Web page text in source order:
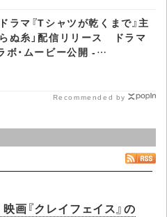
ラマ『Tシャツが乾くまで』主
ぬ糸」配信リリース ドラマ
ボ・ムービー公開 -
ニュース
Recommended by
画『クレイフェイス』の